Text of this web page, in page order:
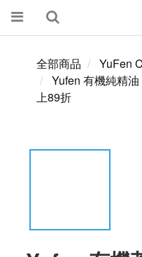
全部商品
YuFen
Yufen 有機純精
上89折